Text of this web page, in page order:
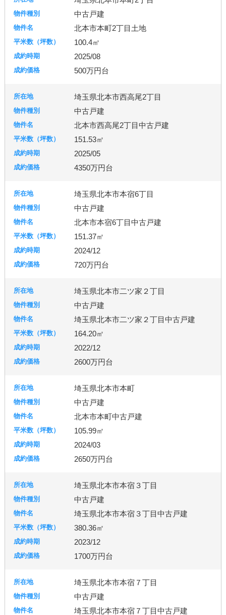
千葉市 流山市
秦野市 厚木市
宇都宮市
札幌市
中古戸建
北本市本町2丁目土地
100.4㎡
2025/08
500万円台
埼玉県北本市西高尾2丁目
中古戸建
北本市西高尾2丁目中古戸建
151.53㎡
2025/05
4350万円台
埼玉県北本市本宿6丁目
中古戸建
北本市本宿6丁目中古戸建
151.37㎡
2024/12
720万円台
埼玉県北本市二ツ家２丁目
中古戸建
埼玉県北本市二ツ家２丁目中古戸建
164.20㎡
2022/12
2600万円台
埼玉県北本市本町
中古戸建
北本市本町中古戸建
105.99㎡
2024/03
2650万円台
埼玉県北本市本宿３丁目
中古戸建
埼玉県北本市本宿３丁目中古戸建
380.36㎡
2023/12
1700万円台
埼玉県北本市本宿７丁目
中古戸建
埼玉県北本市本宿７丁目中古戸建